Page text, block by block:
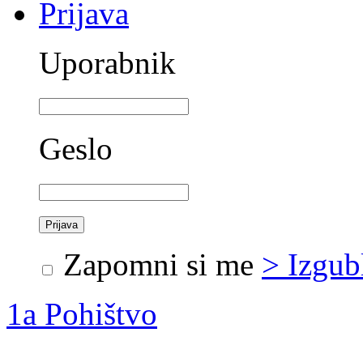
Prijava
Uporabnik
Geslo
Zapomni si me >
1a Pohištvo